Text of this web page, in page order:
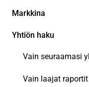
Vain seuraamasi
Vain laajat raportit